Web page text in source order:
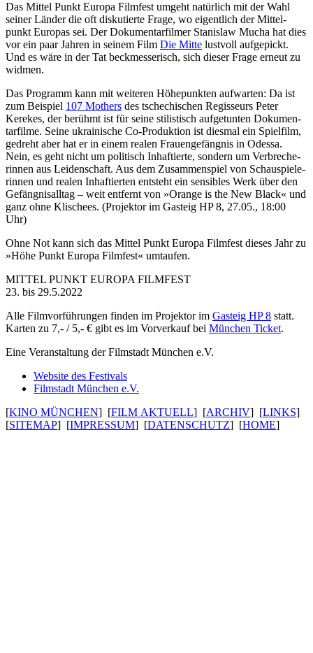
Das Mittel Punkt Europa Filmfest umgeht natürlich mit der Wahl
seiner Länder die oft disku­tierte Frage, wo eigent­lich der Mittel­
punkt Europas sei. Der Doku­men­tar­filmer Stanislaw Mucha hat dies
vor ein paar Jahren in seinem Film Die Mitte lustvoll aufge­pickt.
Und es wäre in der Tat beck­mes­se­risch, sich dieser Frage erneut zu
widmen.
Das Programm kann mit weiteren Höhe­punkten aufwarten: Da ist
zum Beispiel 107 Mothers des tsche­chi­schen Regis­seurs Peter
Kerekes, der berühmt ist für seine stilis­tisch aufget­unten Doku­men­
tar­filme. Seine ukrai­ni­sche Co-Produk­tion ist diesmal ein Spielfilm,
gedreht aber hat er in einem realen Frau­en­ge­fängnis in Odessa.
Nein, es geht nicht um politisch Inhaf­tierte, sondern um Verbre­che­
rinnen aus Leiden­schaft. Aus dem Zusam­men­spiel von Schau­spie­le­
rinnen und realen Inhaf­tierten entsteht ein sensibles Werk über den
Gefäng­nis­alltag – weit entfernt von »Orange is the New Black« und
ganz ohne Klischees. (Projektor im Gasteig HP 8, 27.05., 18:00
Uhr)
Ohne Not kann sich das Mittel Punkt Europa Filmfest dieses Jahr zu
»Höhe Punkt Europa Filmfest« umtaufen.
MITTEL PUNKT EUROPA FILMFEST
23. bis 29.5.2022
Alle Film­vor­füh­rungen finden im Projektor im Gasteig HP 8 statt.
Karten zu 7,- / 5,- € gibt es im Vorver­kauf bei München Ticket.
Eine Veran­stal­tung der Filmstadt München e.V.
Website des Festivals
Filmstadt München e.V.
[KINO MÜNCHEN] [FILM AKTUELL] [ARCHIV] [LINKS]
[SITEMAP] [IMPRESSUM] [DATENSCHUTZ] [HOME]